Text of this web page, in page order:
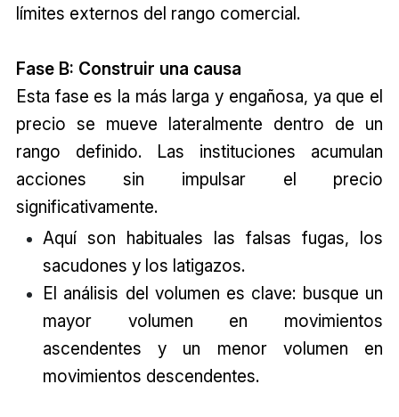
límites externos del rango comercial.
Fase B: Construir una causa
Esta fase es la más larga y engañosa, ya que el
precio se mueve lateralmente dentro de un
rango definido. Las instituciones acumulan
acciones sin impulsar el precio
significativamente.
Aquí son habituales las falsas fugas, los
sacudones y los latigazos.
El análisis del volumen es clave: busque un
mayor volumen en movimientos
ascendentes y un menor volumen en
movimientos descendentes.